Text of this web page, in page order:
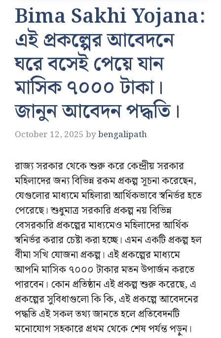
Bima Sakhi Yojana:
এই প্রকল্পের আবেদনে
ঘরে বসেই পেয়ে যান
মাসিক ৭০০০ টাকা।
জানুন আবেদন পদ্ধতি।
October 12, 2025 bybengalipath
রাজ্য সরকার থেকে শুরু করে কেন্দ্রীয় সরকার
মহিলাদের জন্য বিভিন্ন রকম প্রকল্প সূচনা করেছেন,
যেগুলোর মাধ্যমে মহিলারা আর্থিকভাবে স্বনির্ভর হতে
পেরেছে। শুধুমাত্র সরকারি প্রকল্প নয় বিভিন্ন
বেসরকারি প্রকল্পের মাধ্যমেও মহিলাদের আর্থিক
স্বনির্ভর করার চেষ্টা করা হচ্ছে। এমন একটি প্রকল্প হল
বীমা সখি যোজনা প্রকল্প। এই প্রকল্পের মাধ্যমে
আপনি মাসিক ৭০০০ টাকার মতন উপার্জন করতে
পারবেন। কোন প্রতিষ্ঠান এই প্রকল্প শুরু করেছে, এ
প্রকল্পের সুবিধাগুলো কি কি, এই প্রকল্পে আবেদনের
পদ্ধতি এই সকল তথ্য জানতে হলে প্রতিবেদনটি
মনোযোগ সহকারে প্রথম থেকে শেষ পর্যন্ত পড়ুন।